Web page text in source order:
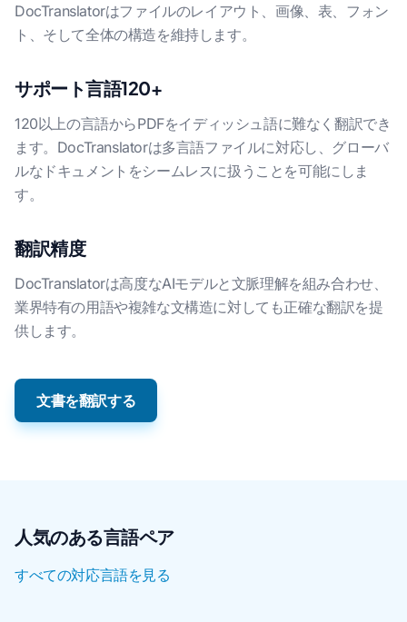
DocTranslatorはファイルのレイアウト、画像、表、フォン
ト、そして全体の構造を維持します。
サポート言語120+
120以上の言語からPDFをイディッシュ語に難なく翻訳でき
ます。DocTranslatorは多言語ファイルに対応し、グローバ
ルなドキュメントをシームレスに扱うことを可能にしま
す。
翻訳精度
DocTranslatorは高度なAIモデルと文脈理解を組み合わせ、
業界特有の用語や複雑な文構造に対しても正確な翻訳を提
供します。
文書を翻訳する
人気のある言語ペア
すべての対応言語を見る